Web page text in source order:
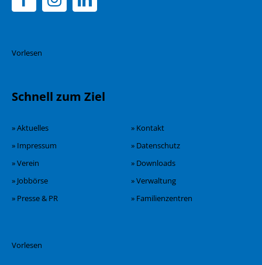
Vorlesen
Schnell zum Ziel
» Aktuelles
» Kontakt
» Impressum
» Datenschutz
» Verein
» Downloads
» Jobbörse
» Verwaltung
» Presse & PR
» Familienzentren
Vorlesen